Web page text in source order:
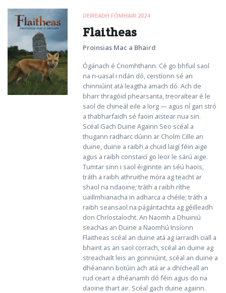
DEIREADH FÓMHAIR 2024
Flaitheas
Proinsias Mac a Bhaird
Ógánach é Criomhthann. Cé go bhfuil saol
na n-uasal i ndán dó, ceistíonn sé an
chinniúint atá leagtha amach dó. Ach de
bharr thragóid phearsanta, treoraítear é le
saol de chineál eile a lorg — agus ní gan stró
a thabharfaidh sé faoin aistear nua sin.
Scéal Gach Duine Againn Seo scéal a
thugann radharc dúinn ar Cholm Cille an
duine, duine a raibh a chuid laigí féin aige
agus a raibh constaicí go leor le sárú aige.
Tumtar sinn i saol éiginnte an séú haois,
tráth a raibh athruithe móra ag teacht ar
shaol na ndaoine; tráth a raibh ríthe
uaillmhianacha in adharca a chéile; tráth a
raibh seansaol na págántachta ag géilleadh
don Chríostaíocht. An Naomh a Dhuiniú
seachas an Duine a Naomhú Insíonn
Flaitheas scéal an duine atá ag iarraidh ciall a
bhaint as an saol corrach, scéal an duine ag
streachailt leis an gcinniúint, scéal an duine a
dhéanann botúin ach atá ar a dhícheall an
rud ceart a dhéanamh dó féin agus do na
daoine thart air. Scéal gach duine againn.